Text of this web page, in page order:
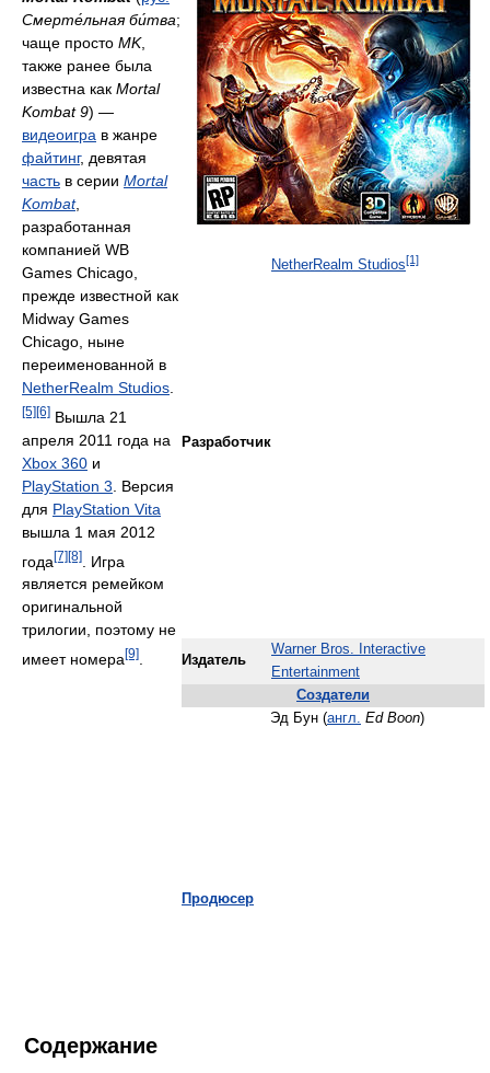
Разработчик
NetherRealm Studios[1]
Издатель
Warner Bros. Interactive
Entertainment
Создатели
Продюсер
Эд Бун (англ. Ed Boon)
Смерте́льная би́тва;
чаще просто MK,
также ранее была
известна как Mortal
Kombat 9) —
видеоигра в жанре
файтинг, девятая
часть в серии Mortal
Kombat,
разработанная
компанией WB
Games Chicago,
прежде известной как
Midway Games
Chicago, ныне
переименованной в
NetherRealm Studios
[5][6] Вышла 21
апреля 2011 года на
Xbox 360 и
PlayStation 3 . Версия
для PlayStation Vita
вышла 1 мая 2012
года[7][8]
. Игра
является ремейком
оригинальной
трилогии, поэтому не
имеет номера [9]
Содержание